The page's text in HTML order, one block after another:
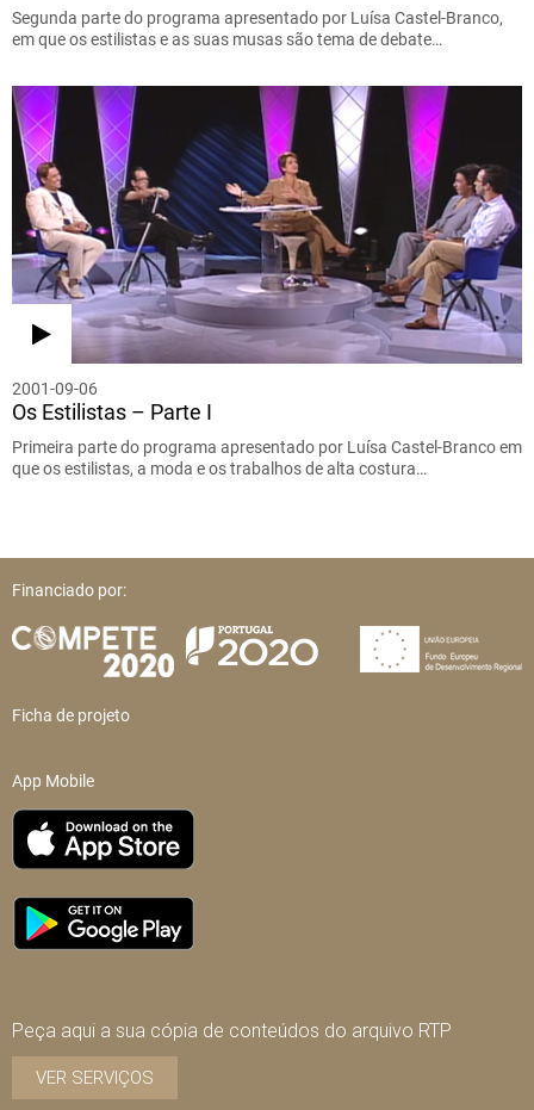
Segunda parte do programa apresentado por Luísa Castel-Branco,
em que os estilistas e as suas musas são tema de debate…
2001-09-06
Os Estilistas – Parte I
Primeira parte do programa apresentado por Luísa Castel-Branco em
que os estilistas, a moda e os trabalhos de alta costura…
Financiado por:
Ficha de projeto
App Mobile
Peça aqui a sua cópia de conteúdos do arquivo RTP
VER SERVIÇOS